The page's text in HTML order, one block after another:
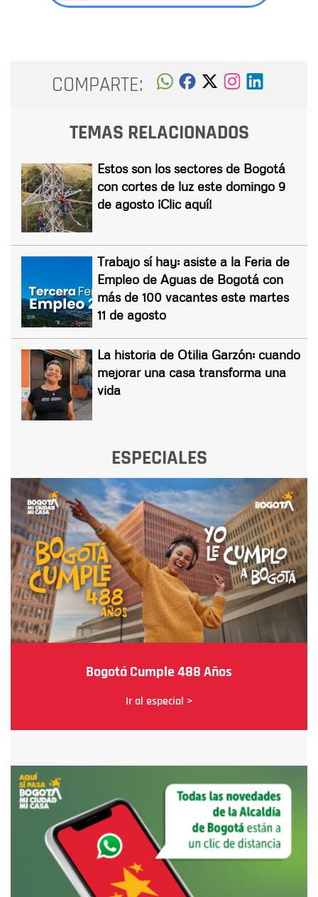
COMPARTE:
TEMAS RELACIONADOS
Estos son los sectores de Bogotá
con cortes de luz este domingo 9
de agosto ¡Clic aquí!
Trabajo sí hay: asiste a la Feria de
Empleo de Aguas de Bogotá con
más de 100 vacantes este martes
11 de agosto
La historia de Otilia Garzón: cuando
mejorar una casa transforma una
vida
ESPECIALES
Bogotá Cumple 488 Años
Ir al especial >